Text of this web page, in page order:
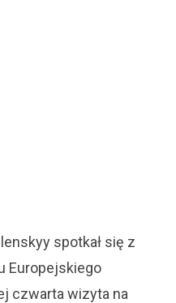
spotkał się z
Europejskiego
czwarta wizyta na